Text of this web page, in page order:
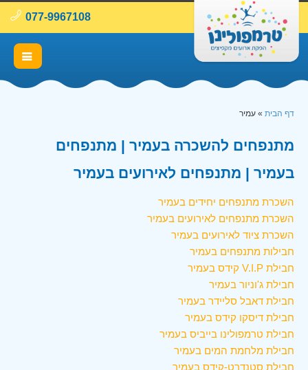
077-9967108
דף הבית » עמיר
מתנפחים להשכרה בעמיר | מתנפחים
בעמיר | מתנפחים לאירועים בעמיר
השכרת מתנפחים יחידים בעמיר
השכרת מתנפחים לאירועים בעמיר
השכרת ציוד לאירועים בעמיר
חבילות מתנפחים בעמיר
חבילת V.I.P קידס בעמיר
חבילת ג'וניור בעמיר
חבילת דאבל סליידר בעמיר
חבילת דיסקו קידס בעמיר
חבילת טרמפולינו בייביס בעמיר
חבילת מלחמת המים בעמיר
חבילת סטנדרט-קידס בעמיר